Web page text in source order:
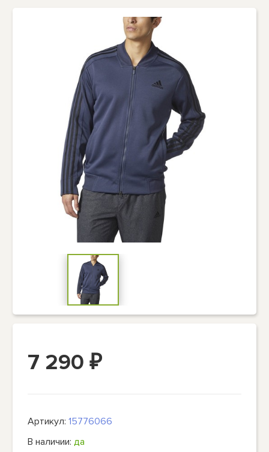
7 290₽
Артикул:15776066
В наличии:да